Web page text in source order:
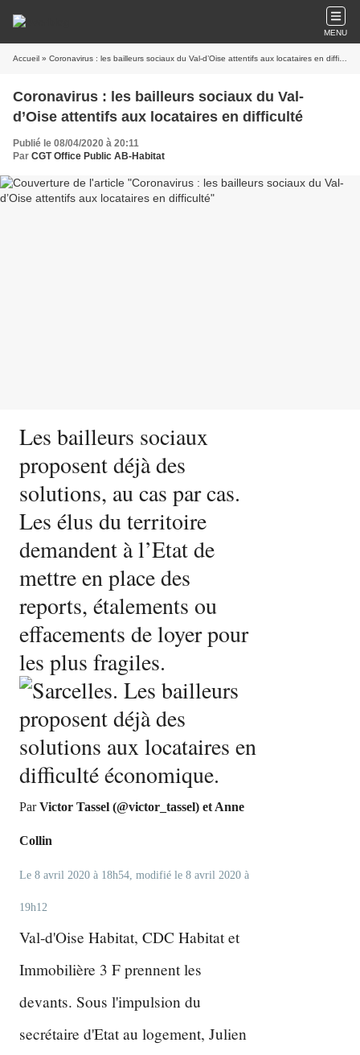
MENU
Accueil » Coronavirus : les bailleurs sociaux du Val-d’Oise attentifs aux locataires en difficulté
Coronavirus : les bailleurs sociaux du Val-
d’Oise attentifs aux locataires en difficulté
Publié le 08/04/2020 à 20:11
Par CGT Office Public AB-Habitat
Les bailleurs sociaux
proposent déjà des
solutions, au cas par cas.
Les élus du territoire
demandent à l’Etat de
mettre en place des
reports, étalements ou
effacements de loyer pour
les plus fragiles.
ParVictor Tassel (@victor_tassel) et Anne
Collin
Le 8 avril 2020 à 18h54, modifié le 8 avril 2020 à
19h12
Val-d'Oise Habitat, CDC Habitat et
Immobilière 3 F prennent les
devants. Sous l'impulsion du
secrétaire d'Etat au logement, Julien